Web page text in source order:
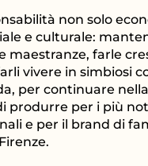
non solo
e culturale:
maestranze, farle
vivere in simbiosi
per continuare
produrre per i più
e per il brand di